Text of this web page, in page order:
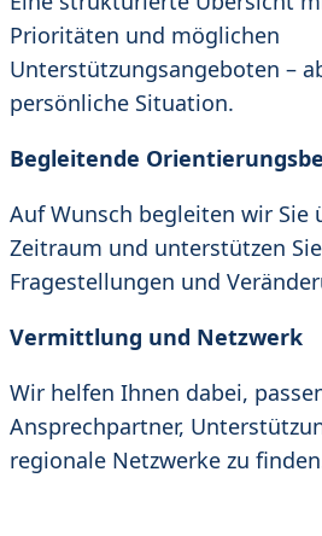
Prioritäten und möglichen
Unterstützungsangeboten –
persönliche Situation.
Begleitende
Auf Wunsch begleiten wir Sie
Zeitraum und unterstützen
Fragestellungen und
Vermittlung und Netzwerk
Wir helfen Ihnen dabei,
Ansprechpartner,
regionale Netzwerke zu